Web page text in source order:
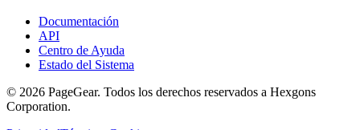
Documentación
API
Centro de Ayuda
Estado del Sistema
© 2026 PageGear. Todos los derechos reservados a Hexgons
Corporation.